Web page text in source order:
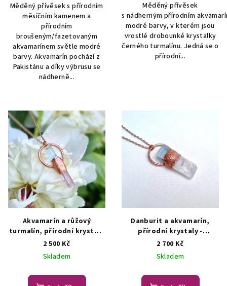
Měděný přívěsek s přírodním
měsíčním kamenem a
přírodním
broušeným/fazetovaným
akvamarínem světle modré
barvy. Akvamarín pochází z
Pakistánu a díky výbrusu se
nádherně...
Měděný přívěsek
s nádherným přírodním
modré barvy, v kterém jsou
vrostlé drobounké krystalky
černého turmalínu. Jedná se o
přírodní...
Akvamarín a růžový
turmalín, přírodní krystaly
- šperk/náhrdelník
S PŘÍRODNÍMI KRYSTALY
2 500 Kč
Skladem
Danburit a akvamarín,
přírodní krystaly -
šperk/náhrdelník
PŘÍRODNÍMI KRYSTALY
2 700 Kč
Skladem